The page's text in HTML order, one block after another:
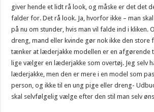
giver hende et lidt rå look, og måske er det det
falder for. Det rå look. Ja, hvorfor ikke – man
på nu om stunder, hvis man vil falde ind i kliken.
dreng, mand eller kvinde gør nok ikke den store
tænker at læderjakke modellen er en afgørende
lige vælger en læderjakke som overtøj. Jeg selv
læderjakke, men den er mere i en model som
person, og ikke til en ung pige eller dreng-
skal selvfølgelig vælge efter den stil man selv